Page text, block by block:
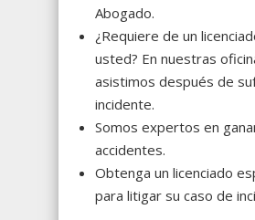
Abogado.
¿Requiere de un
usted? En nuestras
asistimos después de
incidente.
Somos expertos en
accidentes.
Obtenga un licenciado
para litigar su caso de